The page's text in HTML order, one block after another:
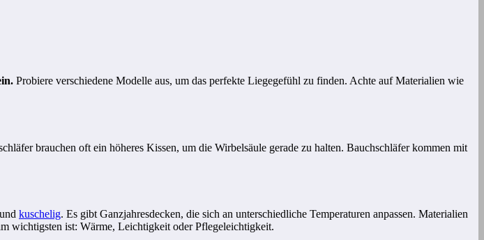
Probiere verschiedene Modelle aus, um das perfekte Liegegefühl zu finden. Achte auf Materialien wie
brauchen oft ein höheres Kissen, um die Wirbelsäule gerade zu halten. Bauchschläfer kommen mit
kuschelig. Es gibt Ganzjahresdecken, die sich an unterschiedliche Temperaturen anpassen. Materialien
wichtigsten ist: Wärme, Leichtigkeit oder Pflegeleichtigkeit.